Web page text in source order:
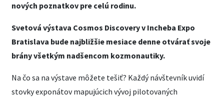
nových poznatkov pre celú rodinu.
Svetová výstava Cosmos Discovery v Incheba Expo
Bratislava bude najbližšie mesiace denne otvárať svoje
brány všetkým nadšencom kozmonautiky.
Na čo sa na výstave môžete tešiť? Každý návštevník uvidí
stovky exponátov mapujúcich vývoj pilotovaných